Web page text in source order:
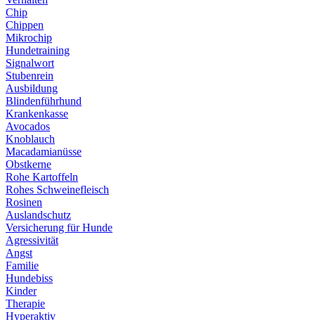
Chip
Chippen
Mikrochip
Hundetraining
Signalwort
Stubenrein
Ausbildung
Blindenführhund
Krankenkasse
Avocados
Knoblauch
Macadamianüsse
Obstkerne
Rohe Kartoffeln
Rohes Schweinefleisch
Rosinen
Auslandschutz
Versicherung für Hunde
Agressivität
Angst
Familie
Hundebiss
Kinder
Therapie
Hyperaktiv